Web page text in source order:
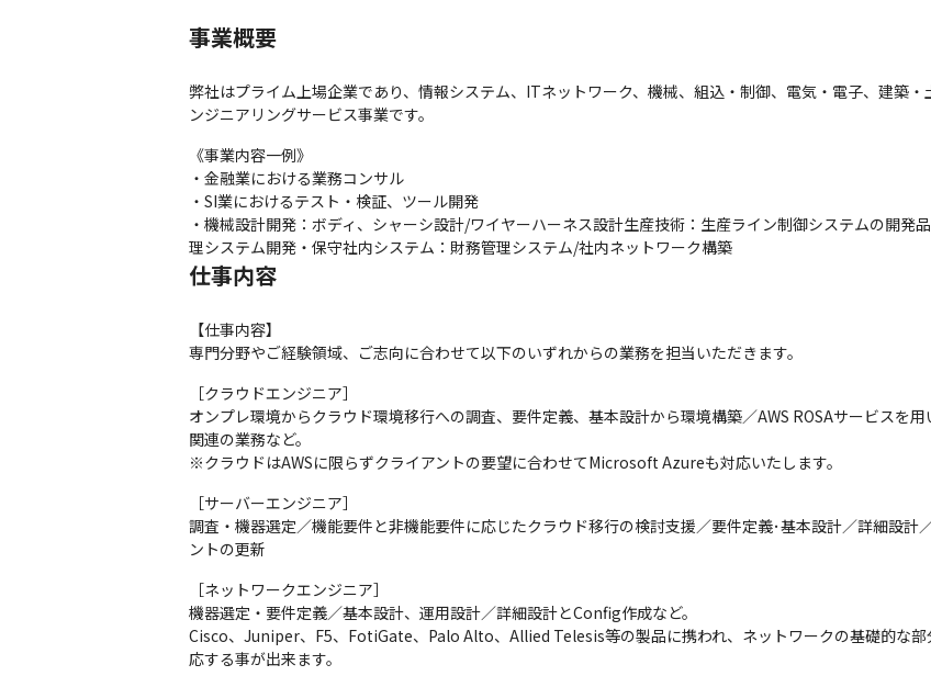
事業概要
弊社はプライム上場企業であり、情報システム、ITネットワーク、機械、組込・制御、電気・電子、建築
ンジニアリングサービス事業です。
《事業内容一例》
・金融業における業務コンサル
・SI業におけるテスト・検証、ツール開発
・機械設計開発：ボディ、シャーシ設計/ワイヤーハーネス設計生産技術：生産ライン制御システムの開発
理システム開発・保守社内システム：財務管理システム/社内ネットワーク構築
仕事内容
【仕事内容】
専門分野やご経験領域、ご志向に合わせて以下のいずれからの業務を担当いただきます。
［クラウドエンジニア］
オンプレ環境からクラウド環境移行への調査、要件定義、基本設計から環境構築／AWS ROSAサービスを
関連の業務など。
※クラウドはAWSに限らずクライアントの要望に合わせてMicrosoft Azureも対応いたします。
［サーバーエンジニア］
調査・機器選定／機能要件と非機能要件に応じたクラウド移行の検討支援／要件定義･基本設計／詳細設計
ントの更新
［ネットワークエンジニア］
機器選定・要件定義／基本設計、運用設計／詳細設計とConfig作成など。
Cisco、Juniper、F5、FotiGate、Palo Alto、Allied Telesis等の製品に携われ、ネットワークの基礎的な
応する事が出来ます。